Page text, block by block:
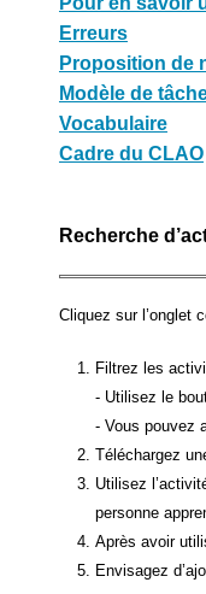
Erreurs
Proposition de
Modèle de
Vocabulaire
Cadre du CLAO
Recherche
Cliquez sur l’onglet
Filtrez les
- Utilisez le
- Vous pouvez
Téléchargez
Utilisez
personne
Après avoir
Envisagez